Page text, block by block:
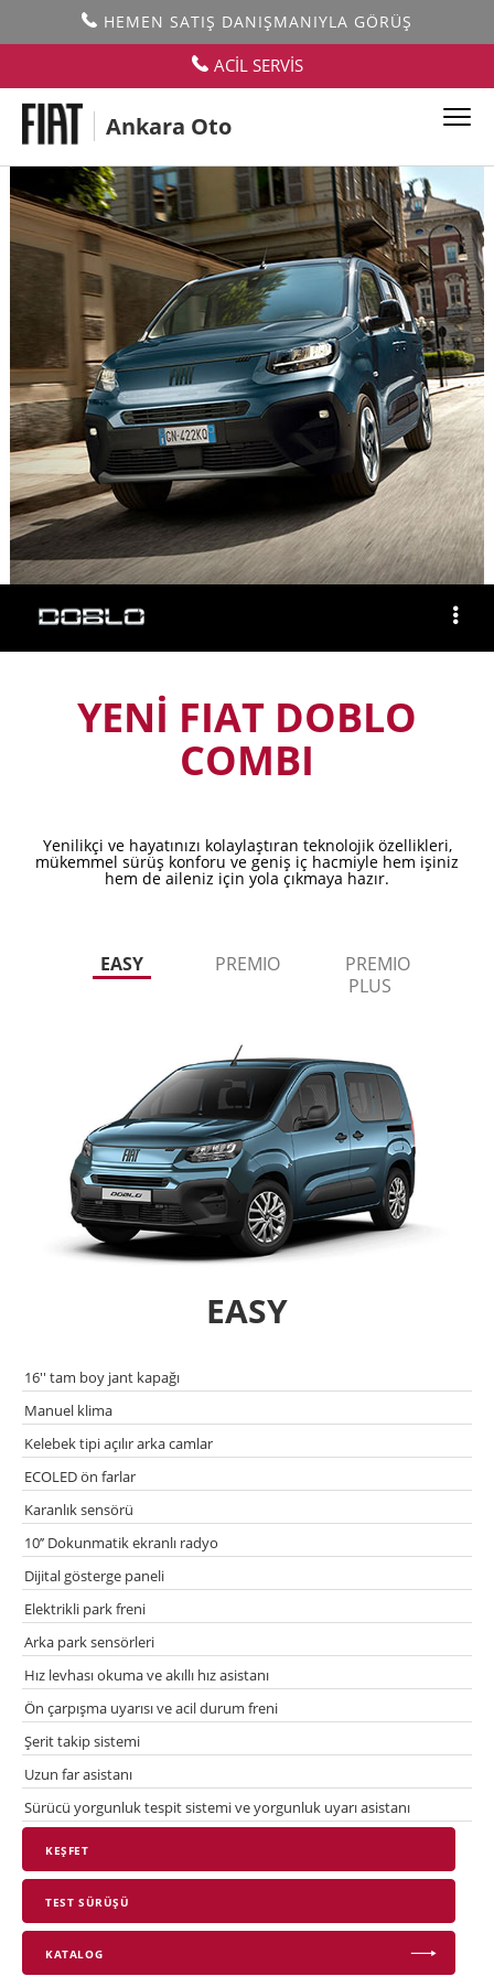
HEMEN SATIŞ DANIŞMANIYLA GÖRÜŞ
ACİL SERVİS
Ankara Oto
YENİ FIAT DOBLO
COMBI
Yenilikçi ve hayatınızı kolaylaştıran teknolojik özellikleri,
mükemmel sürüş konforu ve geniş iç hacmiyle hem işiniz
hem de aileniz için yola çıkmaya hazır.
EASY PREMIO
PREMIO
PLUS
EASY
16'' tam boy jant kapağı
Manuel klima
Kelebek tipi açılır arka camlar
ECOLED ön farlar
Karanlık sensörü
10’’ Dokunmatik ekranlı radyo
Dijital gösterge paneli
Elektrikli park freni
Arka park sensörleri
Hız levhası okuma ve akıllı hız asistanı
Ön çarpışma uyarısı ve acil durum freni
Şerit takip sistemi
Uzun far asistanı
Sürücü yorgunluk tespit sistemi ve yorgunluk uyarı asistanı
KEŞFET
TEST SÜRÜŞÜ
KATALOG